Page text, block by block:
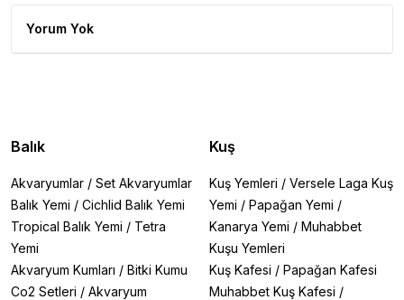
Yorum Yok
Balık
Akvaryumlar / Set Akvaryumlar
Balık Yemi / Cichlid Balık Yemi
Tropical Balık Yemi / Tetra
Yemi
Akvaryum Kumları / Bitki Kumu
Co2 Setleri / Akvaryum
Kuş
Kuş Yemleri / Versele Laga Kuş
Yemi / Papağan Yemi /
Kanarya Yemi / Muhabbet
Kuşu Yemleri
Kuş Kafesi / Papağan Kafesi
Muhabbet Kuş Kafesi /